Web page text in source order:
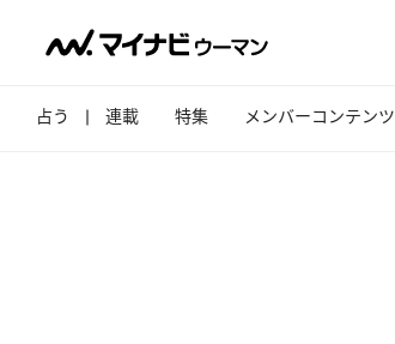
占う 連載 特集 メンバーコンテンツ